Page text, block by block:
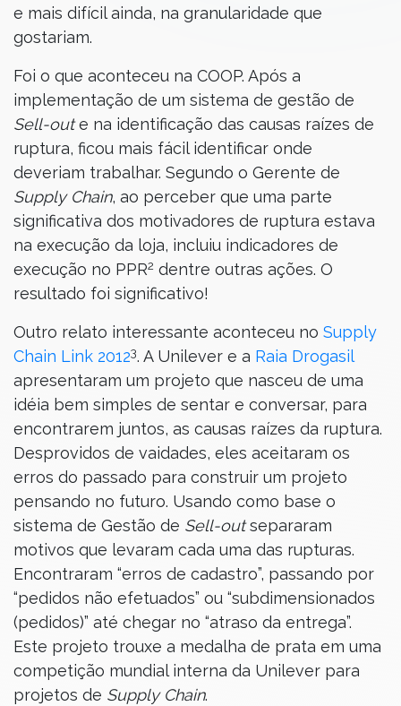
e mais difícil ainda, na granularidade que
gostariam.
Foi o que aconteceu na COOP. Após a
implementação de um sistema de gestão de
Sell-oute na identificação das causas raízes de
ruptura, ficou mais fácil identificar onde
deveriam trabalhar. Segundo o Gerente de
Supply Chain, ao perceber que uma parte
significativa dos motivadores de ruptura estava
na execução da loja, incluiu indicadores de
execução no PPR2 dentre outras ações. O
resultado foi significativo!
Outro relato interessante aconteceu no Supply
Chain Link 20123. A Unilever e a Raia Drogasil
apresentaram um projeto que nasceu de uma
idéia bem simples de sentar e conversar, para
encontrarem juntos, as causas raízes da ruptura.
Desprovidos de vaidades, eles aceitaram os
erros do passado para construir um projeto
pensando no futuro. Usando como base o
sistema de Gestão de Sell-outsepararam
motivos que levaram cada uma das rupturas.
Encontraram “erros de cadastro”, passando por
“pedidos não efetuados” ou “subdimensionados
(pedidos)” até chegar no “atraso da entrega”.
Este projeto trouxe a medalha de prata em uma
competição mundial interna da Unilever para
projetos de Supply Chain.